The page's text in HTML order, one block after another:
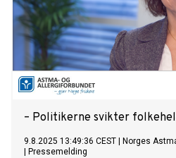
– Politikerne svikter
9.8.2025 13:49:36 CEST
Norges
Pressemelding